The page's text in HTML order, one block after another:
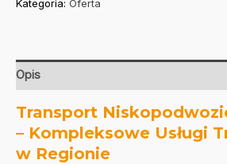
Kategoria: Oferta
Opis
Transport
– Kompleksowe Usługi
w Regionie